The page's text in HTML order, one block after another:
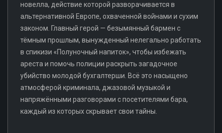
новелла, действие которой разворачивается в
альтернативной Европе, охваченной войнами и сухим
законом. Главный герой — безымянный бармен с
тёмным прошлым, вынужденный нелегально работать
в спикизи «Полуночный напиток», чтобы избежать
ареста и помочь полиции раскрыть загадочное
убийство молодой бухгалтерши. Всё это насыщено
атмосферой криминала, джазовой музыкой и
напряжёнными разговорами с посетителями бара,
каждый из которых скрывает свои тайны.